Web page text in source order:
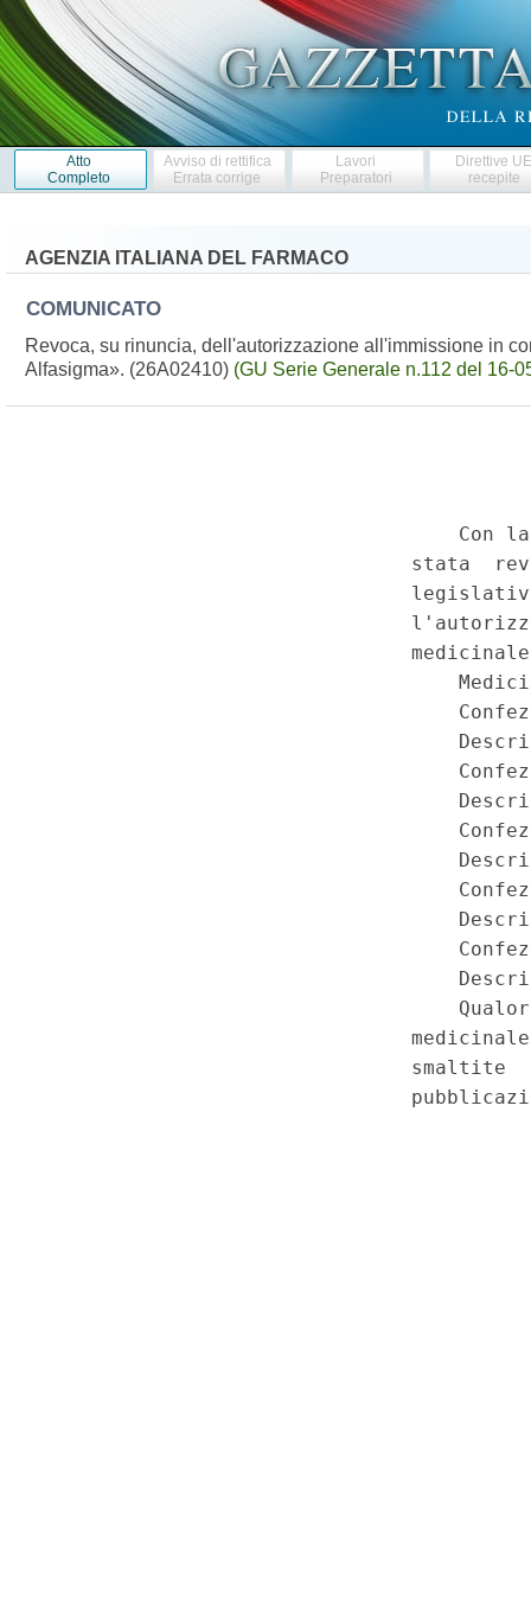
Atto
Completo
Avviso di rettifica
Errata corrige
Lavori
Preparatori
Direttive
recepite
AGENZIA ITALIANA DEL FARMACO
COMUNICATO
Revoca, su rinuncia, dell'autorizzazione all'immissione in
Alfasigma». (26A02410) (GU Serie Generale n.112 del 16-